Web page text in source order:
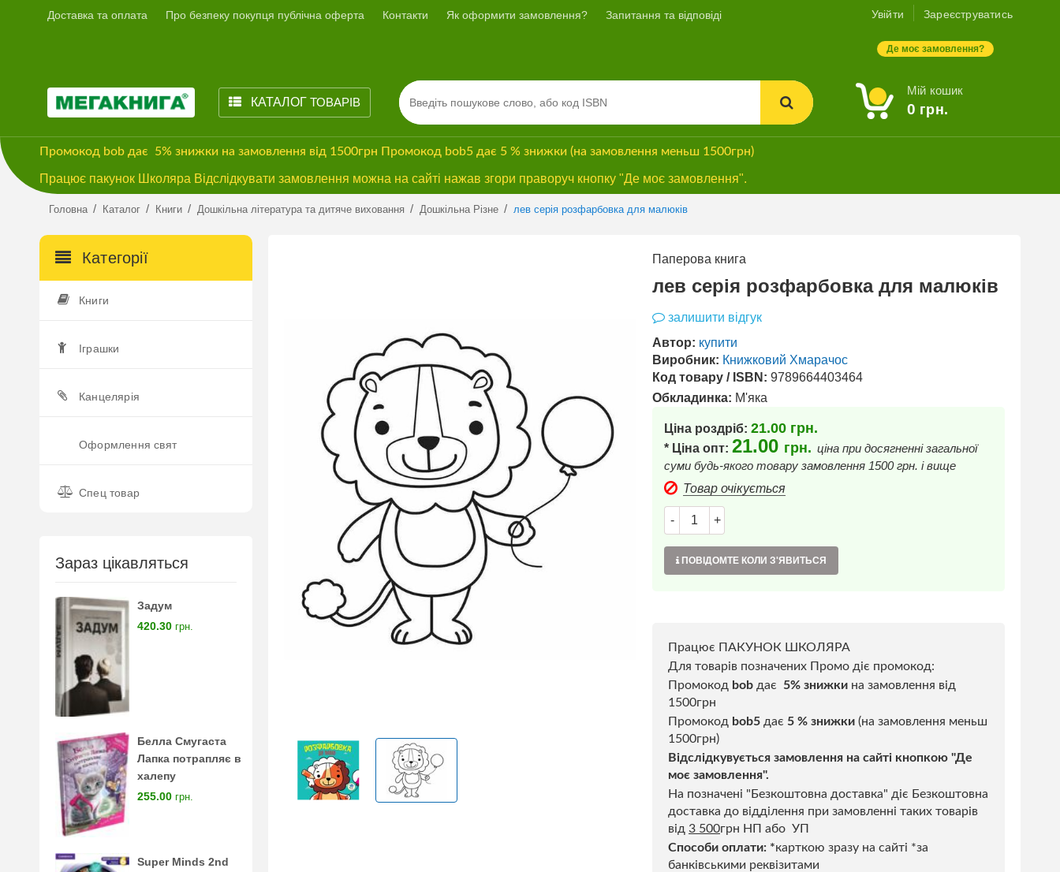
Доставка та оплата Про безпеку покупця публічна оферта Контакти Як оформити замовлення? Запитання та відповіді Увійти Зареєструватись
Де моє замовлення?
КАТАЛОГТОВАРІВ
Мій кошик
0 грн.
Промокод bob дає 5% знижки на замовлення від 1500грн Промокод bob5 дає 5 % знижки (на замовлення меньш 1500грн)
Працює пакунок Школяра Відслідкувати замовлення можна на сайті нажав згори праворуч кнопку "Де моє замовлення".
Головна / Каталог / Книги / Дошкільна література та дитяче виховання / Дошкільна Різне / лев серія розфарбовка для малюків
Категорії
Книги
Іграшки
Канцелярія
Оформлення свят
Спец товар
Зараз цікавляться
Задум
420.30 грн.
Белла Смугаста
Лапка потрапляє в
халепу
255.00 грн.
Super Minds 2nd
Паперова книга
лев серія розфарбовка для малюків
залишити відгук
Автор: купити
Виробник: Книжковий Хмарачос
Код товару / ISBN: 9789664403464
Обкладинка: М'яка
Ціна роздріб: 21.00 грн.
* Ціна опт: 21.00 грн. ціна при досягненні загальної
суми будь-якого товару замовлення 1500 грн. і вище
Товар очікується
- +
ПОВІДОМТЕ КОЛИ З'ЯВИТЬСЯ
Працює ПАКУНОК ШКОЛЯРА
Для товарів позначених Промо діє промокод:
Промокод bob дає 5% знижки на замовлення від
1500грн
Промокод bob5 дає 5 % знижки (на замовлення меньш
1500грн)
Відслідкувується замовлення на сайті кнопкою "Де
моє замовлення".
На позначені "Безкоштовна доставка" діє Безкоштовна
доставка до відділення при замовленні таких товарів
від 3 500грн НП або УП
Способи оплати: *карткою зразу на сайті *за
банківськими реквізитами